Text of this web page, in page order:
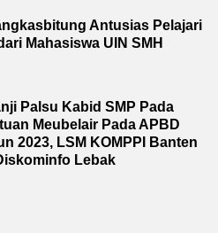
Antusias Pelajari
Mahasiswa UIN SMH
Palsu Kabid SMP Pada
Meubelair Pada APBD
2023, LSM KOMPPI Banten
Lebak